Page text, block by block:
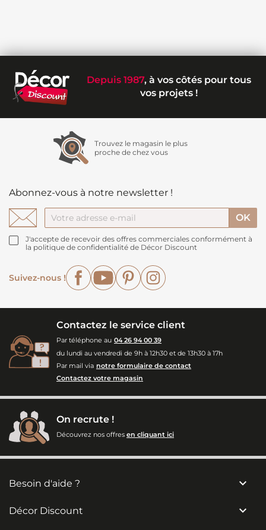
Depuis 1987, à vos côtés pour tous
vos projets !
Trouvez le magasin le plus
proche de chez vous
Abonnez-vous à notre newsletter !
J'accepte de recevoir des offres commerciales conformément à
la politique de confidentialité de Décor Discount
Suivez-nous !
FacebookYouTubePinterest
Contactez le service client
Par téléphone au 04 26 94 00 39
du lundi au vendredi de 9h à 12h30 et de 13h30 à 17h
Par mail via notre formulaire de contact
Contactez votre magasin
On recrute !
Découvrez nos offres en cliquant ici
Besoin d'aide ? 
Décor Discount 